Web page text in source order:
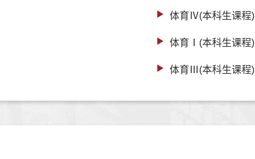
体育Ⅳ(本科生课程)
体育Ⅰ(本科生课程)
体育Ⅲ(本科生课程)